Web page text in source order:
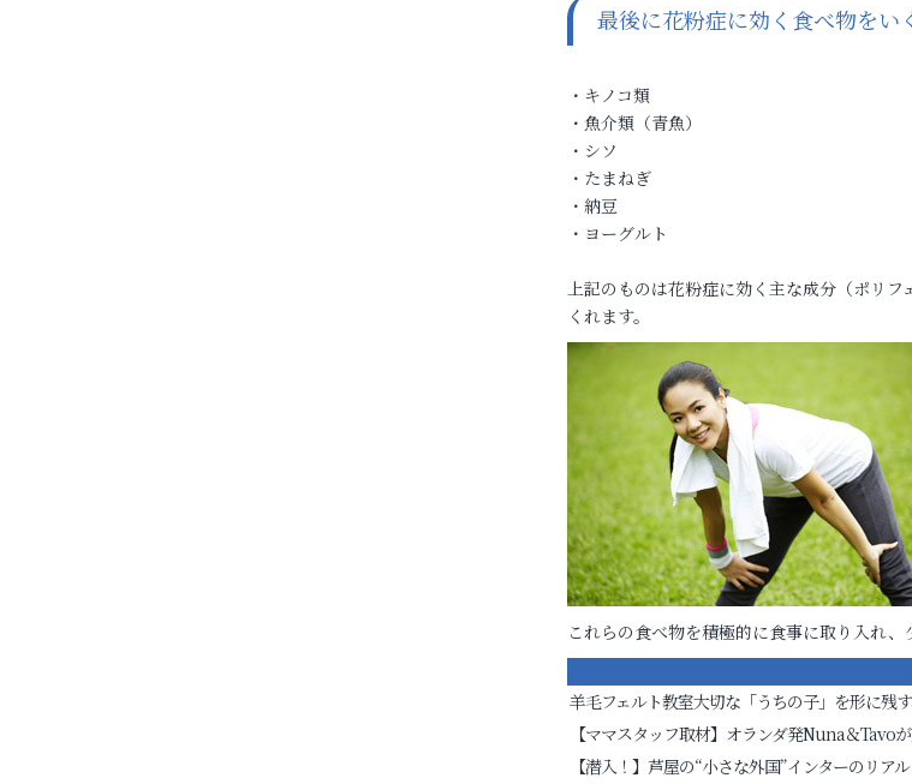
最後に花粉症に効く食べ物をい
・キノコ類
・魚介類（青魚）
・シソ
・たまねぎ
・納豆
・ヨーグルト
上記のものは花粉症に効く主な成分（ポリ
くれます。
これらの食べ物を積極的に食事に取り入れ
羊毛フェルト教室大切な「うちの子」を形に残
【ママスタッフ取材】オランダ発Nuna＆Tavo
【潜入！】芦屋の“小さな外国”インターのリアル